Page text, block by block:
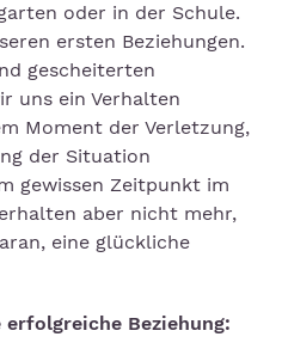
oder in der Schule.
ersten Beziehungen.
gescheiterten
uns ein Verhalten
Moment der Verletzung,
der Situation
gewissen Zeitpunkt im
aber nicht mehr,
eine glückliche
Beziehung: